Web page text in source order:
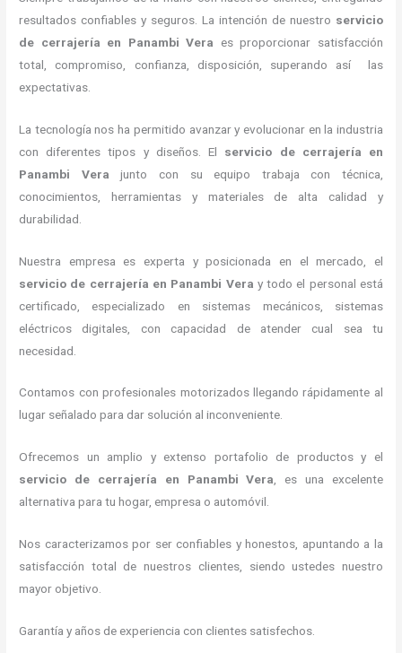
resultados confiables y seguros. La intención de nuestro servicio
de cerrajería en Panambi Vera es proporcionar satisfacción
total, compromiso, confianza, disposición, superando así las
expectativas.
La tecnología nos ha permitido avanzar y evolucionar en la industria
con diferentes tipos y diseños. El servicio de cerrajería en
Panambi Vera junto con su equipo trabaja con técnica,
conocimientos, herramientas y materiales de alta calidad y
durabilidad.
Nuestra empresa es experta y posicionada en el mercado, el
servicio de cerrajería en Panambi Vera y todo el personal está
certificado, especializado en sistemas mecánicos, sistemas
eléctricos digitales, con capacidad de atender cual sea tu
necesidad.
Contamos con profesionales motorizados llegando rápidamente al
lugar señalado para dar solución al inconveniente.
Ofrecemos un amplio y extenso portafolio de productos y el
servicio de cerrajería en Panambi Vera, es una excelente
alternativa para tu hogar, empresa o automóvil.
Nos caracterizamos por ser confiables y honestos, apuntando a la
satisfacción total de nuestros clientes, siendo ustedes nuestro
mayor objetivo.
Garantía y años de experiencia con clientes satisfechos.